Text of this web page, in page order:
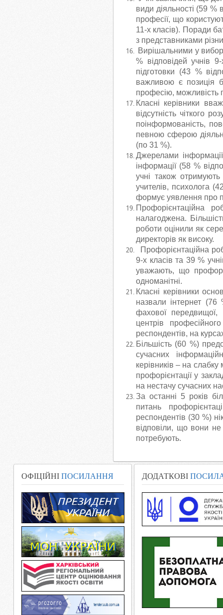
види діяльності (59 %
професії, що
11-х класів). Поради
з представниками
Вирішальними у
% відповідей учнів
підготовки (43 %
важливою є позиція
професію, можливість
Класні керівники
відсутність чіткого
поінформованість,
певною сферою
(по 31 %).
Джерелами
інформації (58 %
учні також отримують
учителів, психолога
формує уявлення про
Профорієнтаційна
налагоджена.
роботи оцінили як
директорів як високу.
Профорієнтаційна
9-х класів та 39 %
уважають, що
одноманітні.
Класні керівники
назвали інтернет (76
фахової передвищої,
центрів
респондентів, на
Більшість (60 %)
сучасних
керівників – на слабку
профорієнтації у
на нестачу сучасних
За останні 5 років
питань
респондентів (30 %)
відповіли, що вони
потребують.
ОФІЦІЙНІ ПОСИЛАННЯ ДОДАТКОВІ